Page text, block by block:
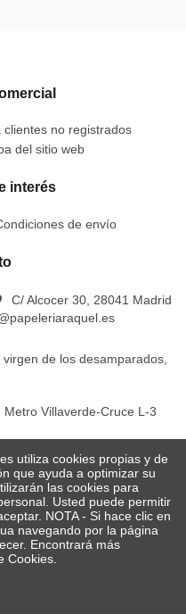
clientes no registrados
del sitio web
interés
de envío
C/ Alcocer 30, 28041 Madrid
de los desamparados,
Villaverde-Cruce L-3
utiliza cookies propias y de
que ayuda a optimizar su
las cookies para
Usted puede permitir
NOTA - Si hace clic en
navegando por la página
Encontrará más
Cookies.